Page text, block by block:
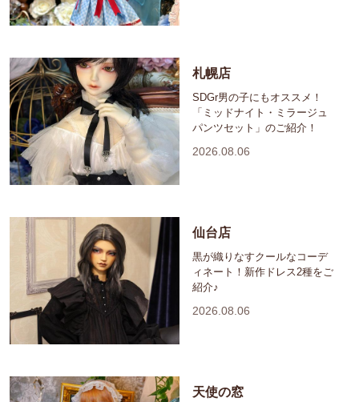
札幌店
SDGr男の子にもオススメ！
「ミッドナイト・ミラージュ
パンツセット」のご紹介！
2026.08.06
仙台店
黒が織りなすクールなコーデ
ィネート！新作ドレス2種をご
紹介♪
2026.08.06
天使の窓